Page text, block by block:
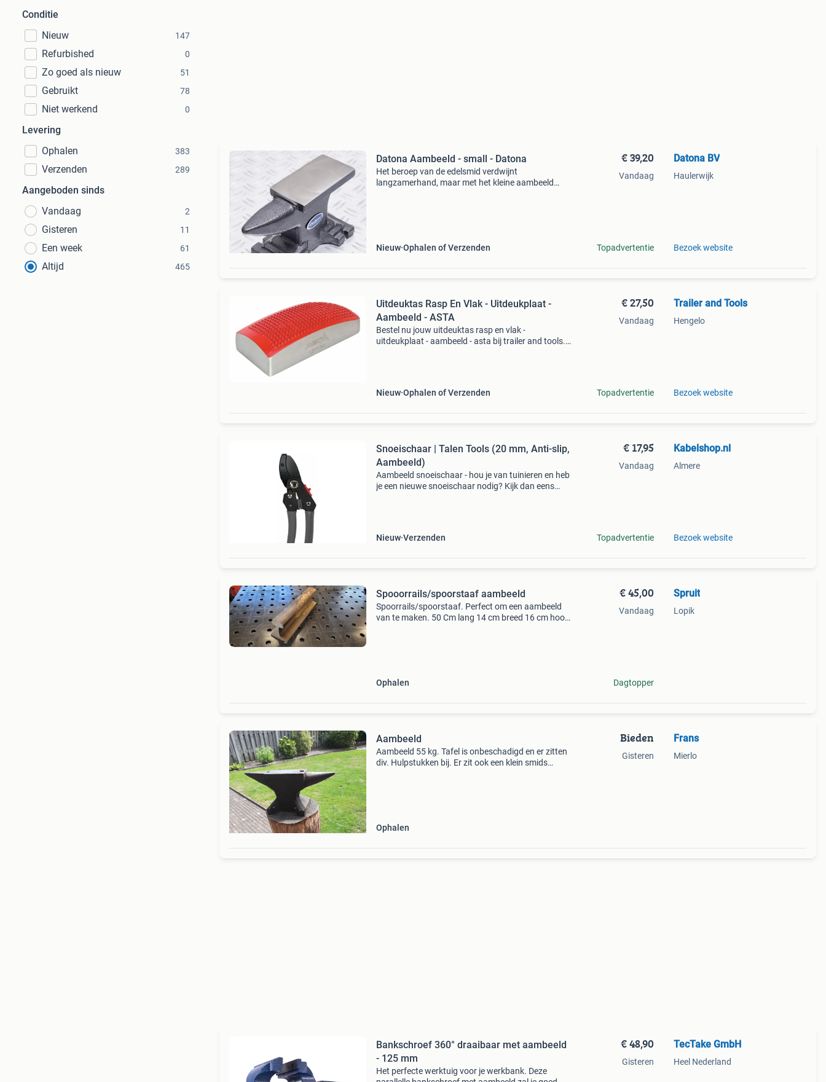
Conditie
Nieuw
147
Refurbished 0
Zo goed als nieuw 51
Gebruikt 78
Niet werkend 0
Levering
Ophalen
383
Verzenden 289
Aangeboden sinds
Vandaag
2
Gisteren 11
Een week 61
Altijd 465
Datona Aambeeld - small - Datona
Het beroep van de edelsmid verdwijnt
langzamerhand, maar met het kleine aambeeld
Nieuw Ophalen of Verzenden
€ 39,20
Vandaag
Topadvertentie
Datona BV
Haulerwijk
Bezoek website
Uitdeuktas Rasp En Vlak - Uitdeukplaat -
Aambeeld - ASTA
Bestel nu jouw uitdeuktas rasp en vlak -
uitdeukplaat - aambeeld - asta bij trailer and tools.
Nieuw Ophalen of Verzenden
€ 27,50
Vandaag
Topadvertentie
Trailer and Tools
Hengelo
Bezoek website
Snoeischaar | Talen Tools (20 mm, Anti-slip,
Aambeeld)
Aambeeld snoeischaar - hou je van tuinieren en heb
je een nieuwe snoeischaar nodig? Kijk dan eens
Nieuw Verzenden
€ 17,95
Vandaag
Topadvertentie
Kabelshop.nl
Almere
Bezoek website
Spooorrails/spoorstaaf aambeeld
Spoorrails/spoorstaaf. Perfect om een aambeeld
van te maken. 50 Cm lang 14 cm breed 16 cm hoog
Ophalen
€ 45,00
Vandaag
Dagtopper
Spruit
Lopik
Aambeeld
Aambeeld 55 kg. Tafel is onbeschadigd en er zitten
div. Hulpstukken bij. Er zit ook een klein smids
Ophalen
Bieden
Gisteren
Frans
Mierlo
Bankschroef 360° draaibaar met aambeeld
- 125 mm
Het perfecte werktuig voor je werkbank. Deze
€ 48,90
Gisteren
TecTake GmbH
Heel Nederland